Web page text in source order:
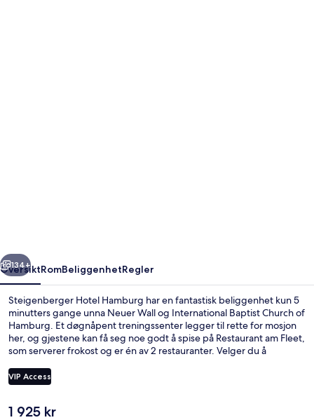
Neste
134+
OversiktRomBeliggenhetRegler
Steigenberger Hotel Hamburg har en fantastisk beliggenhet kun 5
minutters gange unna Neuer Wall og International Baptist Church of
Hamburg. Et døgnåpent treningssenter legger til rette for mosjon
her, og gjestene kan få seg noe godt å spise på Restaurant am Fleet,
som serverer frokost og er én av 2 restauranter. Velger du å
gå til St. Michaelis-kirken og Hamburg rådhus. Den vennlige
betjeningen og den fotgjengervennlige beliggenheten får mye
Stadthausbrücke S-Bahn-stasjon ligger like i nærheten, og det tar
VIP Access
Den
1 925 kr